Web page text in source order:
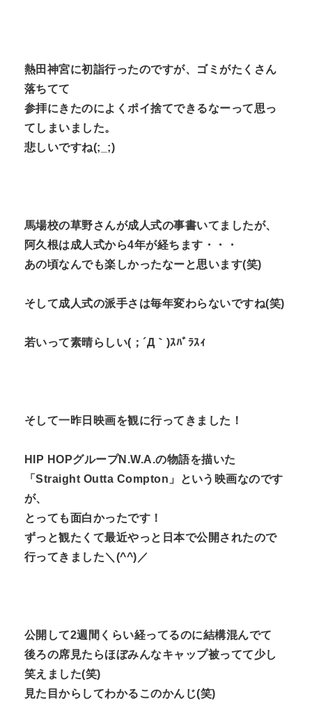
熱田神宮に初詣行ったのですが、ゴミがたくさん
落ちてて
参拝にきたのによくポイ捨てできるなーって思っ
てしまいました。
悲しいですね(;_;)
馬場校の草野さんが成人式の事書いてましたが、
阿久根は成人式から4年が経ちます・・・
あの頃なんでも楽しかったなーと思います(笑)
そして成人式の派手さは毎年変わらないですね(笑)
若いって素晴らしい(；´Д｀)ｽﾊﾞﾗｽｨ
そして一昨日映画を観に行ってきました！
HIP HOPグループN.W.A.の物語を描いた
「Straight Outta Compton」という映画なのです
が、
とっても面白かったです！
ずっと観たくて最近やっと日本で公開されたので
行ってきました＼(^^)／
公開して2週間くらい経ってるのに結構混んでて
後ろの席見たらほぼみんなキャップ被ってて少し
笑えました(笑)
見た目からしてわかるこのかんじ(笑)